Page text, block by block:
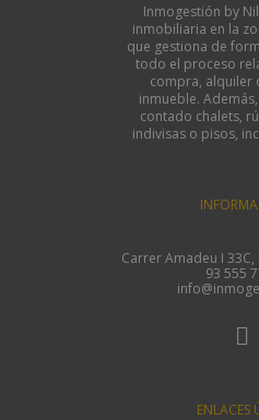
Inmogestión by
inmobiliaria en la
que gestiona de
todo el proceso
compra, alquiler
inmueble.
contado chalets,
indivisas o pisos,
Carrer Amadeu I 33C,
93 555
ENLACES